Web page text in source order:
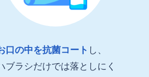
口の中を抗菌コート し、
ブラシだけでは落としにく